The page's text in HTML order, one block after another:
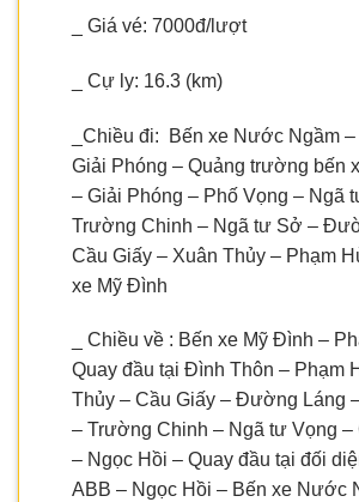
_ Giá vé: 7000đ/lượt
_ Cự ly: 16.3 (km)
_Chiều đi: Bến xe Nước Ngầm
Giải Phóng – Quảng trường bến
– Giải Phóng – Phố Vọng – Ngã
Trường Chinh – Ngã tư Sở –
Cầu Giấy – Xuân Thủy – Phạm
xe Mỹ Đình
_ Chiều về : Bến xe Mỹ Đình –
Quay đầu tại Đình Thôn – Phạm
Thủy – Cầu Giấy – Đường Láng
– Trường Chinh – Ngã tư Vọng –
– Ngọc Hồi – Quay đầu tại đối
ABB – Ngọc Hồi – Bến xe Nước